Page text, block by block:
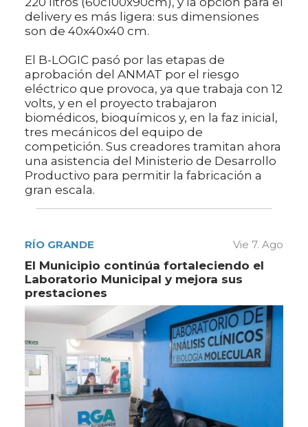
delivery es más ligera: sus dimensiones
son de 40x40x40 cm.
El B-LOGIC pasó por las etapas de
aprobación del ANMAT por el riesgo
eléctrico que provoca, ya que trabaja con 12
volts, y en el proyecto trabajaron
biomédicos, bioquímicos y, en la faz inicial,
tres mecánicos del equipo de
competición. Sus creadores tramitan ahora
una asistencia del Ministerio de Desarrollo
Productivo para permitir la fabricación a
gran escala.
RÍO GRANDE Vie 7. Ago
El Municipio continúa fortaleciendo el
Laboratorio Municipal y mejora sus
prestaciones